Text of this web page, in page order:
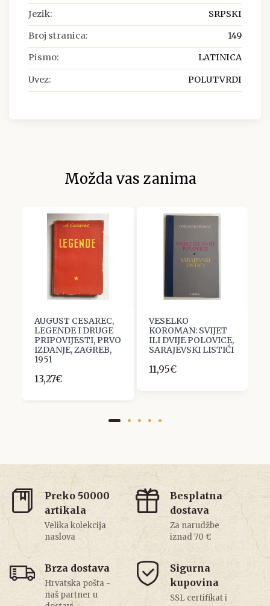
Jezik: SRPSKI
Broj stranica: 149
Pismo: LATINICA
Uvez: POLUTVRDI
Možda vas zanima
AUGUST CESAREC,
LEGENDE I DRUGE
PRIPOVIJESTI, PRVO
IZDANJE, ZAGREB,
1951
13,27€
VESELKO
KOROMAN: SVIJET
ILI DVIJE POLOVICE,
SARAJEVSKI LISTIĆI
11,95€
Preko 50000
artikala
Velika kolekcija
naslova
Besplatna
dostava
Za narudžbe
iznad 70 €
Brza dostava
Hrvatska pošta -
naš partner u
Sigurna
kupovina
SSL certifikat i